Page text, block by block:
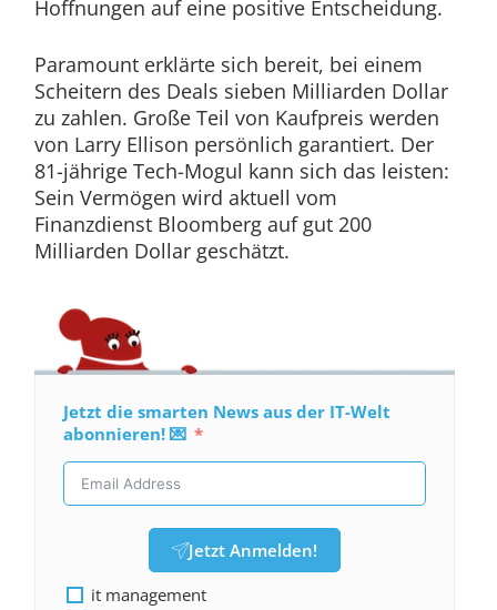
Hoffnungen auf eine positive Entscheidung.
Paramount erklärte sich bereit, bei einem
Scheitern des Deals sieben Milliarden Dollar
zu zahlen. Große Teil von Kaufpreis werden
von Larry Ellison persönlich garantiert. Der
81-jährige Tech-Mogul kann sich das leisten:
Sein Vermögen wird aktuell vom
Finanzdienst Bloomberg auf gut 200
Milliarden Dollar geschätzt.
Jetzt die smarten News aus der IT-Welt
abonnieren! 💌
Jetzt Anmelden!
it management